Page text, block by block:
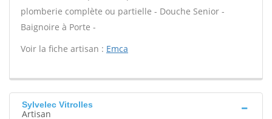
plomberie complète ou partielle - Douche Senior -
Baignoire à Porte -
Voir la fiche artisan : Emca
Sylvelec Vitrolles
Artisan